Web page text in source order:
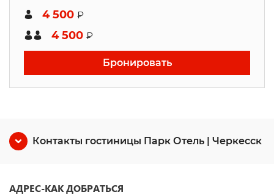
4 500 ₽
4 500 ₽
Бронировать
Контакты гостиницы Парк Отель | Черкесск
АДРЕС-КАК ДОБРАТЬСЯ